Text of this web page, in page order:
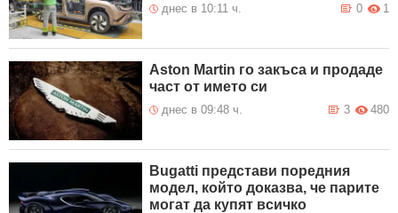
6 Август 2026
20:50
Възстановено е движението по
път III-8402 с. Церово – с.
Виноградец
20:50
движението по път II-16 и в
двете посоки Искърско дефиле
при Гара Лакатник
6 Август 2026
18:25
Бюлетин за 06.08.2026 17:30
днес в 10:11 ч. 1
0
Aston Martin го закъса и продаде
част от името си
днес в 09:48 ч. 480
3
Bugatti представи поредния
модел, който доказва, че парите
могат да купят всичко